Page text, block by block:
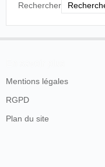
Rechercher
Mentions légales
RGPD
Plan du site